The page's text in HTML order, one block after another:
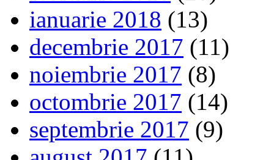
ianuarie 2018 (13)
decembrie 2017 (11)
noiembrie 2017 (8)
octombrie 2017 (14)
septembrie 2017 (9)